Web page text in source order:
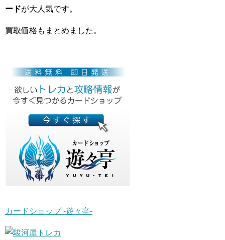
ードが大人気です。
買取価格もまとめました。
カードショップ -遊々亭-